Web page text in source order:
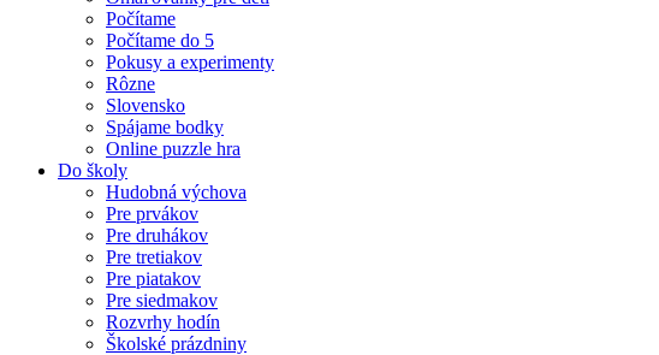
Počítame
Počítame do 5
Pokusy a experimenty
Rôzne
Slovensko
Spájame bodky
Online puzzle hra
Do školy
Hudobná výchova
Pre prvákov
Pre druhákov
Pre tretiakov
Pre piatakov
Pre siedmakov
Rozvrhy hodín
Školské prázdniny